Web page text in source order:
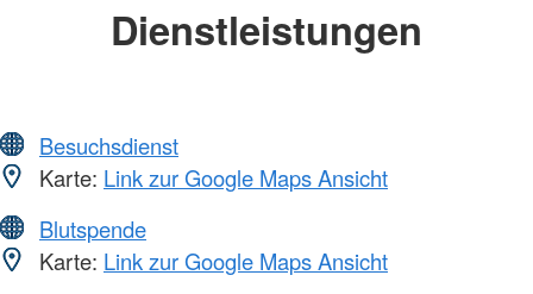
Dienstleistungen
Besuchsdienst
Karte: Link zur Google Maps Ansicht
Blutspende
Karte: Link zur Google Maps Ansicht